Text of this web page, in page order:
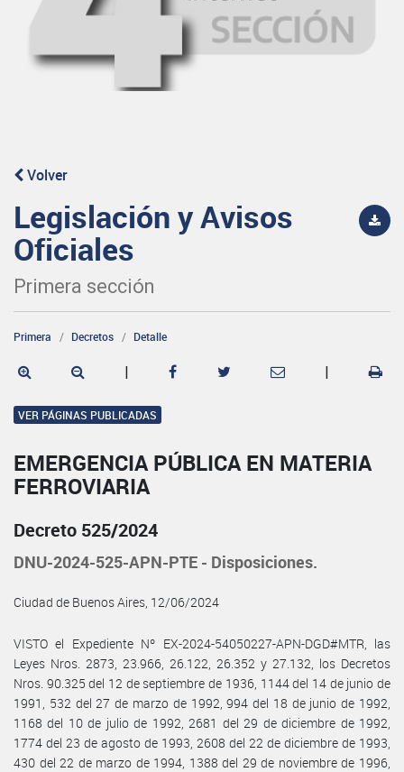
Volver
Legislación y Avisos
Oficiales
Primera sección
Primera Decretos Detalle
| |
VER PÁGINAS PUBLICADAS
EMERGENCIA PÚBLICA EN MATERIA
FERROVIARIA
Decreto 525/2024
DNU-2024-525-APN-PTE - Disposiciones.
Ciudad de Buenos Aires, 12/06/2024
VISTO el Expediente Nº EX-2024-54050227-APN-DGD#MTR, las
Leyes Nros. 2873, 23.966, 26.122, 26.352 y 27.132, los Decretos
Nros. 90.325 del 12 de septiembre de 1936, 1144 del 14 de junio de
1991, 532 del 27 de marzo de 1992, 994 del 18 de junio de 1992,
1168 del 10 de julio de 1992, 2681 del 29 de diciembre de 1992,
1774 del 23 de agosto de 1993, 2608 del 22 de diciembre de 1993,
430 del 22 de marzo de 1994, 1388 del 29 de noviembre de 1996,